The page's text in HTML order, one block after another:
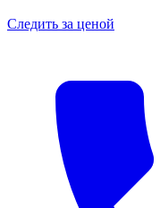
Следить за ценой